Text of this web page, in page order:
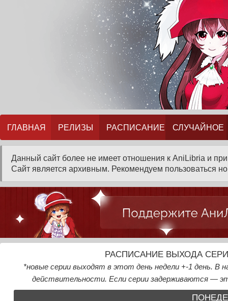
ГЛАВНАЯ РЕЛИЗЫ РАСПИСАНИЕ СЛУЧАЙНОЕ
Данный сайт более не имеет отношения к AniLibria и
Сайт является архивным. Рекомендуем пользоваться
РАСПИСАНИЕ ВЫХОДА
*новые серии выходят в этот день недели +-1 день. В
действительности. Если серии задерживаются —